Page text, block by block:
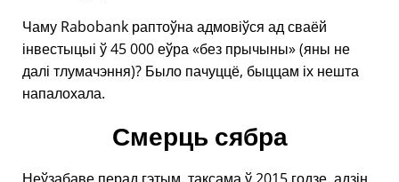
Чаму Rabobank раптоўна адмовіўся ад сваёй
інвестыцыі ў 45 000 еўра без прычыны (яны не
далі тлумачэння)? Было пачуццё, быццам іх нешта
напалохала.
Смерць сябра